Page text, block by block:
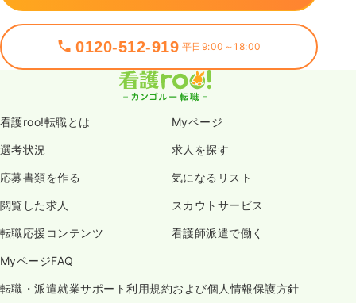
0120-512-919 平日9:00～18:00
看護roo!転職とは Myページ
選考状況 求人を探す
応募書類を作る 気になるリスト
閲覧した求人 スカウトサービス
転職応援コンテンツ 看護師派遣で働く
MyページFAQ
転職・派遣就業サポート利用規約および個人情報保護方針